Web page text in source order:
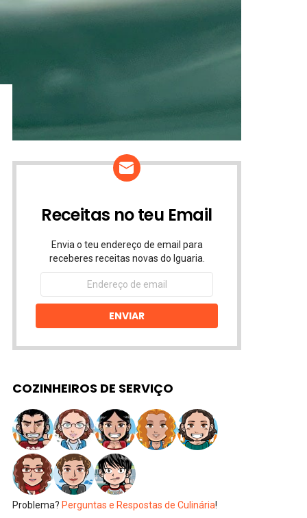
Receitas no teu Email
Envia o teu endereço de email para
receberes receitas novas do Iguaria.
Endereço
email
ENVIAR
COZINHEIROS DE SERVIÇO
Problema? Perguntas e Respostas de Culinária!